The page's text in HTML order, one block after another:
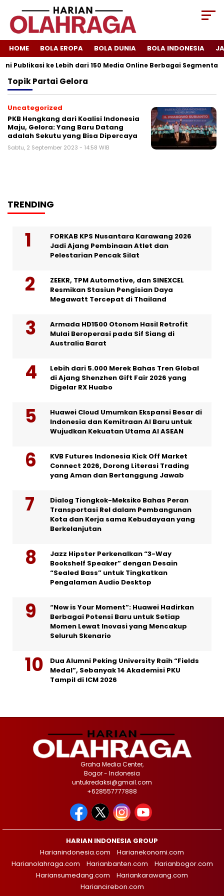
HOME BOLA EROPA BOLA DUNIA BOLA INDONESIA
Publikasi ke Lebih dari 150 Media Online Berbagai Segmentasi
TopikPartai Gelora
Uncategorized
PKB Hengkang dari Koalisi Indonesia
Maju, Gelora: Yang Baru Datang
adalah Sekutu yang Bisa Dipercaya
Sabtu, 2 September 2023 - 14:58 WIB
TRENDING
FORKAB KPS Nusantara Karawang 2026
Jadi Ajang Pembinaan Atlet dan
Pelestarian Pencak Silat
ZEEKR, TPM Automotive, dan SINEXCEL
Resmikan Stasiun Pengisian Daya
Megawatt Tercepat di Thailand
Armada HD1500 Otonom Hasil Retrofit
Mulai Beroperasi pada Sif Siang di
Australia Barat
Lebih dari 5.000 Merek Bahas Tren Global
di Ajang Shenzhen Gift Fair 2026 yang
Digelar RX Huabo
Huawei Cloud Umumkan Ekspansi Besar di
Indonesia dan Kemitraan AI Baru untuk
Wujudkan Kekuatan Utama AI ASEAN
KVB Futures Indonesia Kick Off Market
Connect 2026, Dorong Literasi Trading
yang Aman dan Bertanggung Jawab
Dialog Tiongkok-Meksiko Bahas Peran
Transportasi Rel dalam Pembangunan
Kota dan Kerja sama Kebudayaan yang
Berkelanjutan
Jazz Hipster Perkenalkan “3-Way
Bookshelf Speaker” dengan Desain
“Sealed Bass” untuk Tingkatkan
Pengalaman Audio Desktop
“Now is Your Moment”: Huawei Hadirkan
Berbagai Potensi Baru untuk Setiap
Momen Lewat Inovasi yang Mencakup
Seluruh Skenario
Dua Alumni Peking University Raih “Fields
Medal”, Sebanyak 14 Akademisi PKU
Tampil di ICM 2026
Graha Media Center,
Bogor - Indonesia
untukredaksi@gmail.com
+628557777888
HARIAN INDONESIA GROUP
Harianindonesia.com
Harianekonomi.com
Harianolahraga.com
Harianbanten.com
Harianbogor.com
Hariansumedang.com
Hariankarawang.com
Hariancirebon.com